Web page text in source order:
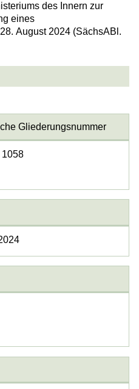
des Innern zur
eines
August 2024 (SächsABl.
Gliederungsnummer
1058